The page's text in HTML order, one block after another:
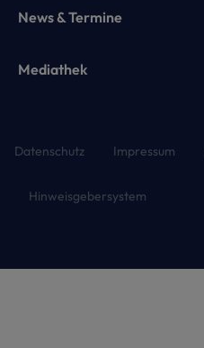
News & Termine
Mediathek
Datenschutz Impressum
Hinweisgebersystem